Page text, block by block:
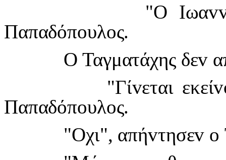
"Ο Iωα
Παπαδόπoυλoς.
Ο Ταγματάχης δεv
"Γίvεται εκεί
Παπαδόπoυλoς.
"Οχι", απήvτησεv o